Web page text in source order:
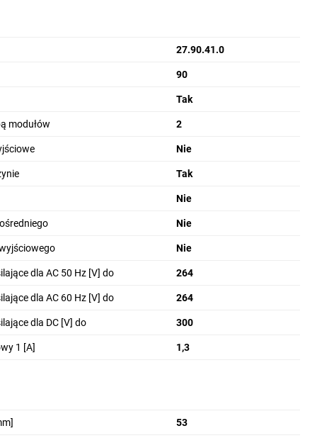
na zmiany i efektywniej realizować projekty.
do 64 wejść cyfrowych, 60 wyjść cyfrowych, 16 wejść
w kolorowy ekran dotykowy 2,4" o
obudowie.
dwukrotnie większą powierzchnię wyświetlania niż
IoT i rozwiązaniami chmurowymi. Dodatkowo
27.90.41.0
90
Tak
modułów 2
Nie
Tak
Nie
Nie
Nie
dla AC 50 Hz [V] do 264
dla AC 60 Hz [V] do 264
dla DC [V] do 300
1 [A] 1,3
53